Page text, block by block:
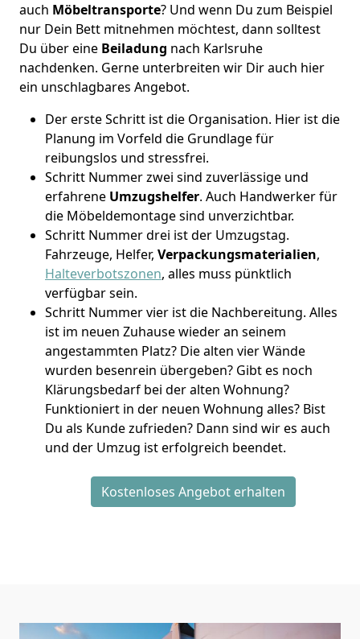
auch Möbeltransporte? Und wenn Du zum Beispiel
nur Dein Bett mitnehmen möchtest, dann solltest
Du über eine Beiladung nach Karlsruhe
nachdenken. Gerne unterbreiten wir Dir auch hier
ein unschlagbares Angebot.
Der erste Schritt ist die Organisation. Hier ist die
Planung im Vorfeld die Grundlage für
reibungslos und stressfrei.
Schritt Nummer zwei sind zuverlässige und
erfahrene Umzugshelfer. Auch Handwerker für
die Möbeldemontage sind unverzichtbar.
Schritt Nummer drei ist der Umzugstag.
Fahrzeuge, Helfer, Verpackungsmaterialien,
Halteverbotszonen, alles muss pünktlich
verfügbar sein.
Schritt Nummer vier ist die Nachbereitung. Alles
ist im neuen Zuhause wieder an seinem
angestammten Platz? Die alten vier Wände
wurden besenrein übergeben? Gibt es noch
Klärungsbedarf bei der alten Wohnung?
Funktioniert in der neuen Wohnung alles? Bist
Du als Kunde zufrieden? Dann sind wir es auch
und der Umzug ist erfolgreich beendet.
Kostenloses Angebot erhalten